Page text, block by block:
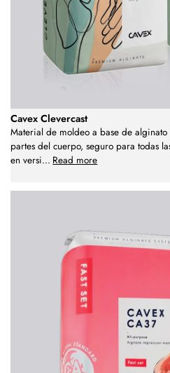
Cavex Clevercast
Material de moldeo a base de
partes del cuerpo, seguro para todas
en versi... Read more